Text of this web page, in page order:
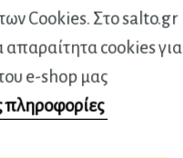
Cookies. Στο salto.gr
cookies για
e-shop μας
πληροφορίες
μας
media